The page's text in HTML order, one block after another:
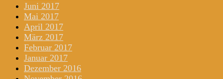
Juni 2017
Mai 2017
April 2017
März 2017
Februar 2017
Januar 2017
Dezember 2016